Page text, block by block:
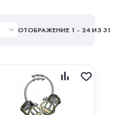
ОТОБРАЖЕНИЕ 1 - 24 ИЗ 31